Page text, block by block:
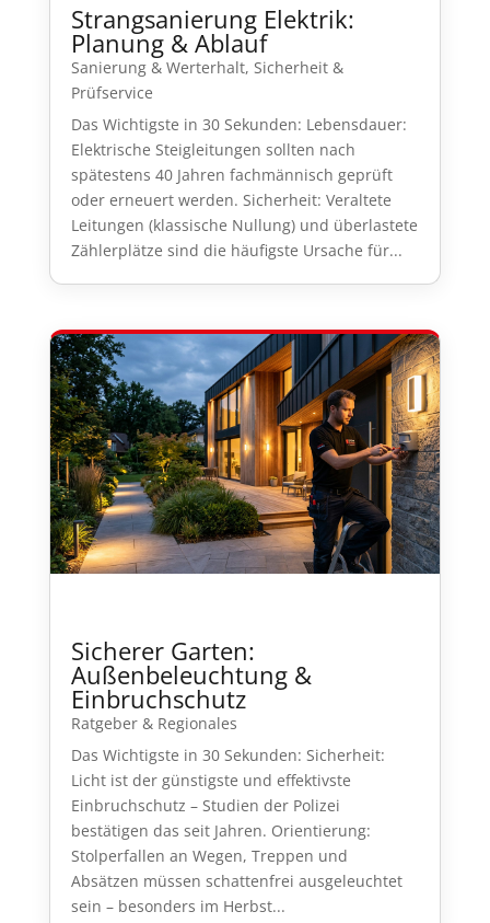
Strangsanierung Elektrik:
Planung & Ablauf
Sanierung & Werterhalt, Sicherheit &
Prüfservice
Das Wichtigste in 30 Sekunden: Lebensdauer:
Elektrische Steigleitungen sollten nach
spätestens 40 Jahren fachmännisch geprüft
oder erneuert werden. Sicherheit: Veraltete
Leitungen (klassische Nullung) und überlastete
Zählerplätze sind die häufigste Ursache für...
Sicherer Garten:
Außenbeleuchtung &
Einbruchschutz
Ratgeber & Regionales
Das Wichtigste in 30 Sekunden: Sicherheit:
Licht ist der günstigste und effektivste
Einbruchschutz – Studien der Polizei
bestätigen das seit Jahren. Orientierung:
Stolperfallen an Wegen, Treppen und
Absätzen müssen schattenfrei ausgeleuchtet
sein – besonders im Herbst...